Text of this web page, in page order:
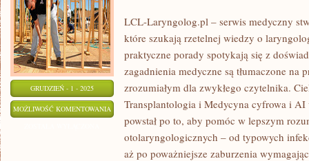
GRUDZIEŃ - 1 - 2025
MOŻLIWOŚĆ KOMENTOWANIA FONIATRA
KARDIOLOGIA
LCL-Laryngolog.pl – serwis medyczny
które szukają rzetelnej wiedzy o
praktyczne porady spotykają się z
zagadnienia medyczne są tłumaczone na
zrozumiałym dla zwykłego czytelnika.
Transplantologia i Medycyna cyfrowa i AI
powstał po to, aby pomóc w lepszym
otolaryngologicznych – od typowych
aż po poważniejsze zaburzenia